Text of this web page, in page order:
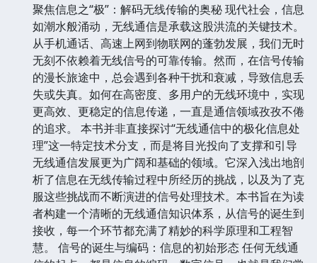
聚焦信息之“极”：解码无线传输的奥秘 现代社会，信息
如潮水般涌动，无线通信是承载这股洪流的关键技术。
从手机通话、高速上网到物联网的蓬勃发展，我们无时
无刻不依赖着无线信号的可靠传输。然而，在信号传输
的漫长旅途中，总会遇到各种干扰和衰减，导致信息丢
失或失真。如何在高密度、多用户的无线环境中，实现
更高效、更稳定的信息传递，一直是通信领域孜孜不倦
的追求。 本书并非直接探讨“无线通信中的极化信息处
理”这一特定技术分支，而是将目光投向了支撑和引导
无线通信发展更为广阔和基础的领域。它深入浅出地剖
析了信息在无线传输过程中所经历的挑战，以及为了克
服这些挑战而不断演进的信号处理技术。本书旨在为读
者构建一个清晰的无线通信知识体系，从信号的诞生到
接收，每一个环节都充满了精妙的科学原理和工程智
慧。 信号的诞生与编码：信息的初始形态 任何无线通